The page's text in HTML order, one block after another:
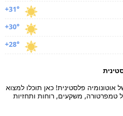
+31°
+30°
+28°
פלסטינית! כאן תוכלו למצוא
טמפרטורה, משקעים, רוחות ותחזיות